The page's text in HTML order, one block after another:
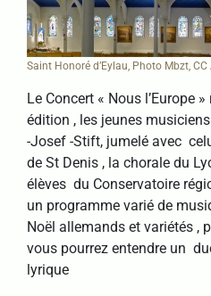
Saint Honoré d’Eylau, Photo Mbzt, CC
Le Concert « Nous l’Europe
édition , les jeunes
-Josef -Stift, jumelé avec
de St Denis , la chorale du
élèves du Conservatoire
un programme varié de
Noël allemands et variétés ,
vous pourrez entendre un
lyrique